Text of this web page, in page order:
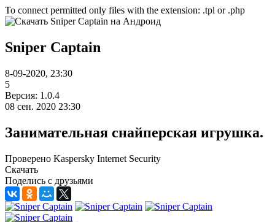
To connect permitted only files with the extension: .tpl or .php
Sniper Captain
8-09-2020, 23:30
5
Версия: 1.0.4
08 сен. 2020 23:30
Занимательная снайперская игрушка.
Проверено Kaspersky Internet Security
Скачать
Поделись с друзьями